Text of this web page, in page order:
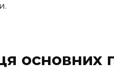
основних